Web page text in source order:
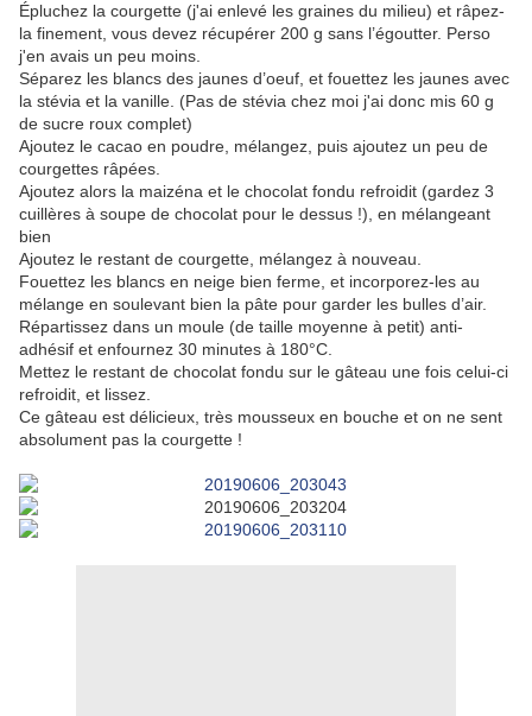
Épluchez la courgette (j'ai enlevé les graines du milieu) et râpez-
la finement, vous devez récupérer 200 g sans l’égoutter. Perso
j'en avais un peu moins.
Séparez les blancs des jaunes d’oeuf, et fouettez les jaunes avec
la stévia et la vanille. (Pas de stévia chez moi j'ai donc mis 60 g
de sucre roux complet)
Ajoutez le cacao en poudre, mélangez, puis ajoutez un peu de
courgettes râpées.
Ajoutez alors la maizéna et le chocolat fondu refroidit (gardez 3
cuillères à soupe de chocolat pour le dessus !), en mélangeant
bien
Ajoutez le restant de courgette, mélangez à nouveau.
Fouettez les blancs en neige bien ferme, et incorporez-les au
mélange en soulevant bien la pâte pour garder les bulles d’air.
Répartissez dans un moule (de taille moyenne à petit) anti-
adhésif et enfournez 30 minutes à 180°C.
Mettez le restant de chocolat fondu sur le gâteau une fois celui-ci
refroidit, et lissez.
Ce gâteau est délicieux, très mousseux en bouche et on ne sent
absolument pas la courgette !